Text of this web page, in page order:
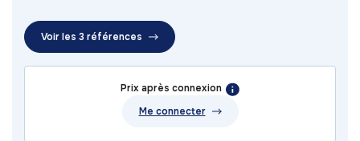
Voir les 3 références
Prix après connexion
Me connecter